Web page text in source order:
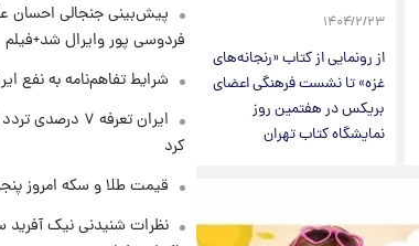
۱۴۰۴/۲/۲۳
از رونمایی از کتاب «رنجانه‌های
غزه» تا نشست فرهنگی اعضای
بریکس در هفتمین روز
نمایشگاه کتاب تهران
تولید
پرداخت و
مشارکت
پیش‌بینی جنجالی احسان
فردوسی پور وایرال شد+فیلم
شرایط تفاهم‌نامه به نفع
ایران تعرفه ۷
کرد
قیمت طلا و سکه امروز پنجشنبه ۱۵
نظرات شنیدنی نیک آفرید